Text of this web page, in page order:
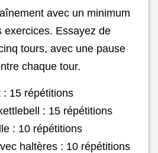
avec un minimum
exercices. Essayez de
tours, avec une pause
chaque tour.
: 15 répétitions
: 15 répétitions
: 10 répétitions
haltères : 10 répétitions